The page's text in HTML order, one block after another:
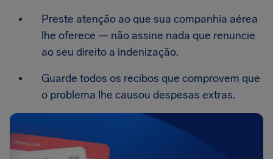
Preste atenção ao que sua companhia aérea
lhe oferece — não assine nada que renuncie
ao seu direito a indenização.
Guarde todos os recibos que comprovem que
o problema lhe causou despesas extras.